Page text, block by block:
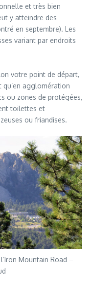
et très bien
y atteindre des
en septembre). Les
variant par endroits
votre point de départ,
agglomération
ou zones de protégées,
toilettes et
ou friandises.
Mountain Road –